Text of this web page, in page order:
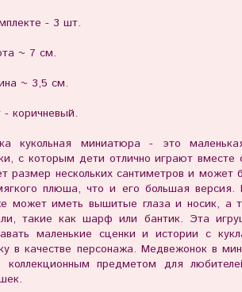
- 3 шт.
~ 7 см.
~ 3,5 см.
- коричневый.
кукольная миниатюра - это
с которым дети отлично играют вместе
размер нескольких сантиметров и может
плюша, что и его большая версия.
может иметь вышитые глаза и носик, а
такие как шарф или бантик. Эта
маленькие сценки и истории с
в качестве персонажа. Медвежонок в
коллекционным предметом для